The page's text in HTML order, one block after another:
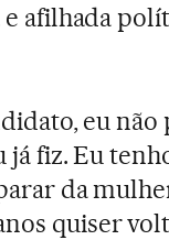
afilhada
eu não
fiz. Eu
da
quiser